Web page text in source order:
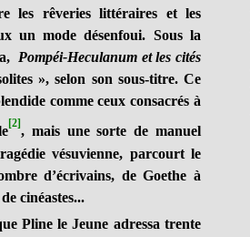
les rêveries littéraires et les
un mode désenfoui. Sous la
Pompéi-Heculanum et les cités
», selon son sous-titre. Ce
comme ceux consacrés à
[2], mais une sorte de manuel
vésuvienne, parcourt le
d’écrivains, de Goethe à
cinéastes...
Pline le Jeune adressa trente